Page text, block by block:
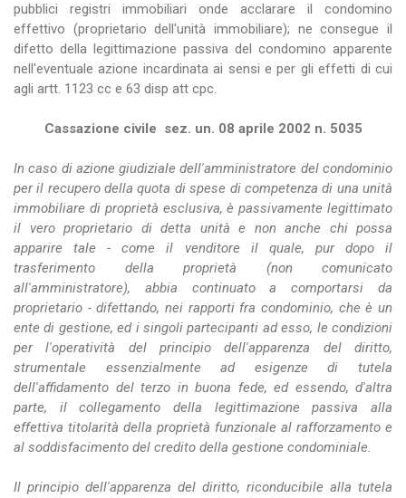
pubblici registri immobiliari onde acclarare il condomino
effettivo (proprietario dell'unità immobiliare); ne consegue il
difetto della legittimazione passiva del condomino apparente
nell'eventuale azione incardinata ai sensi e per gli effetti di cui
agli artt. 1123 cc e 63 disp att cpc.
Cassazione civile sez. un. 08 aprile 2002 n. 5035
In caso di azione giudiziale dell'amministratore del condominio
per il recupero della quota di spese di competenza di una unità
immobiliare di proprietà esclusiva, è passivamente legittimato
il vero proprietario di detta unità e non anche chi possa
apparire tale - come il venditore il quale, pur dopo il
trasferimento della proprietà (non comunicato
all'amministratore), abbia continuato a comportarsi da
proprietario - difettando, nei rapporti fra condominio, che è un
ente di gestione, ed i singoli partecipanti ad esso, le condizioni
per l'operatività del principio dell'apparenza del diritto,
strumentale essenzialmente ad esigenze di tutela
dell'affidamento del terzo in buona fede, ed essendo, d'altra
parte, il collegamento della legittimazione passiva alla
effettiva titolarità della proprietà funzionale al rafforzamento e
al soddisfacimento del credito della gestione condominiale.
Il principio dell'apparenza del diritto, riconducibile alla tutela